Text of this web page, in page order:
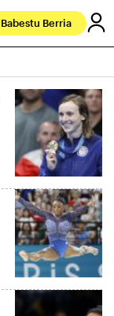
Babestu Berria